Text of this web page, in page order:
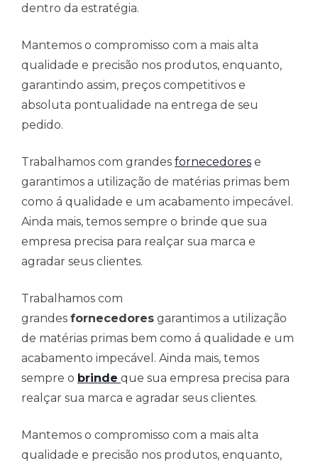
dentro da estratégia.
Mantemos o compromisso com a mais alta
qualidade e precisão nos produtos, enquanto,
garantindo assim, preços competitivos e
absoluta pontualidade na entrega de seu
pedido.
Trabalhamos com grandes fornecedores e
garantimos a utilização de matérias primas bem
como á qualidade e um acabamento impecável.
Ainda mais, temos sempre o brinde que sua
empresa precisa para realçar sua marca e
agradar seus clientes.
Trabalhamos com
grandes fornecedores garantimos a utilização
de matérias primas bem como á qualidade e um
acabamento impecável. Ainda mais, temos
sempre o brinde que sua empresa precisa para
realçar sua marca e agradar seus clientes.
Mantemos o compromisso com a mais alta
qualidade e precisão nos produtos, enquanto,